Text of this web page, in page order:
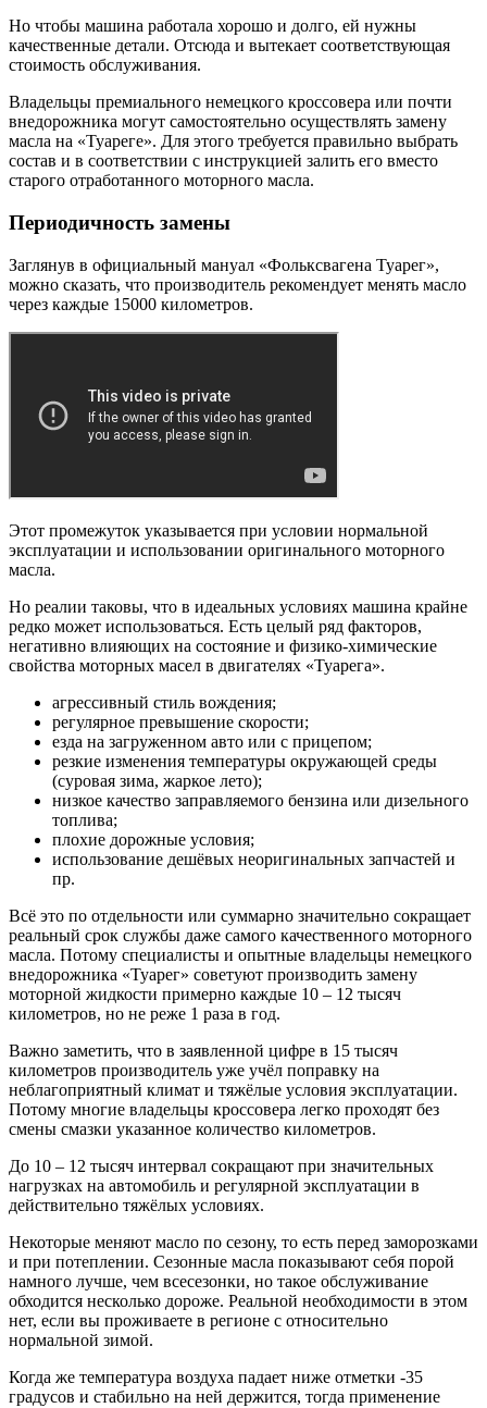
Но чтобы машина работала хорошо и долго, ей нужны
качественные детали. Отсюда и вытекает соответствующая
стоимость обслуживания.
Владельцы премиального немецкого кроссовера или почти
внедорожника могут самостоятельно осуществлять замену
масла на «Туареге». Для этого требуется правильно выбрать
состав и в соответствии с инструкцией залить его вместо
старого отработанного моторного масла.
Периодичность замены
Заглянув в официальный мануал «Фольксвагена Туарег»,
можно сказать, что производитель рекомендует менять масло
через каждые 15000 километров.
Этот промежуток указывается при условии нормальной
эксплуатации и использовании оригинального моторного
масла.
Но реалии таковы, что в идеальных условиях машина крайне
редко может использоваться. Есть целый ряд факторов,
негативно влияющих на состояние и физико-химические
свойства моторных масел в двигателях «Туарега».
агрессивный стиль вождения;
регулярное превышение скорости;
езда на загруженном авто или с прицепом;
резкие изменения температуры окружающей среды
(суровая зима, жаркое лето);
низкое качество заправляемого бензина или дизельного
топлива;
плохие дорожные условия;
использование дешёвых неоригинальных запчастей и
пр.
Всё это по отдельности или суммарно значительно сокращает
реальный срок службы даже самого качественного моторного
масла. Потому специалисты и опытные владельцы немецкого
внедорожника «Туарег» советуют производить замену
моторной жидкости примерно каждые 10 – 12 тысяч
километров, но не реже 1 раза в год.
Важно заметить, что в заявленной цифре в 15 тысяч
километров производитель уже учёл поправку на
неблагоприятный климат и тяжёлые условия эксплуатации.
Потому многие владельцы кроссовера легко проходят без
смены смазки указанное количество километров.
До 10 – 12 тысяч интервал сокращают при значительных
нагрузках на автомобиль и регулярной эксплуатации в
действительно тяжёлых условиях.
Некоторые меняют масло по сезону, то есть перед заморозками
и при потеплении. Сезонные масла показывают себя порой
намного лучше, чем всесезонки, но такое обслуживание
обходится несколько дороже. Реальной необходимости в этом
нет, если вы проживаете в регионе с относительно
нормальной зимой.
Когда же температура воздуха падает ниже отметки -35
градусов и стабильно на ней держится, тогда применение